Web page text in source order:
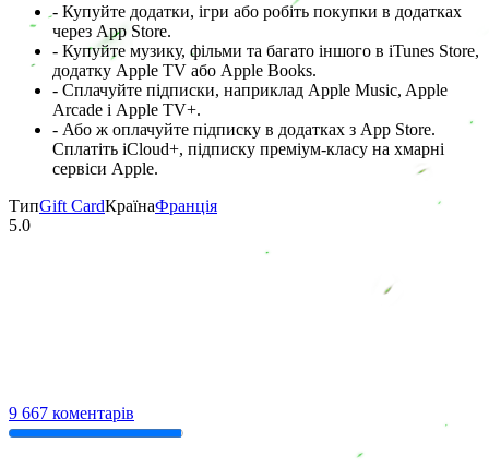
- Купуйте додатки, ігри або робіть покупки в додатках
через App Store.
- Купуйте музику, фільми та багато іншого в iTunes Store,
додатку Apple TV або Apple Books.
- Сплачуйте підписки, наприклад Apple Music, Apple
Arcade і Apple TV+.
- Або ж оплачуйте підписку в додатках з App Store.
Сплатіть iCloud+, підписку преміум-класу на хмарні
сервіси Apple.
ТипGift CardКраїнаФранція
5.0
9 667 коментарів